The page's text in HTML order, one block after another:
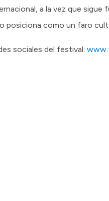
a la vez que
como un faro
sociales del festival: